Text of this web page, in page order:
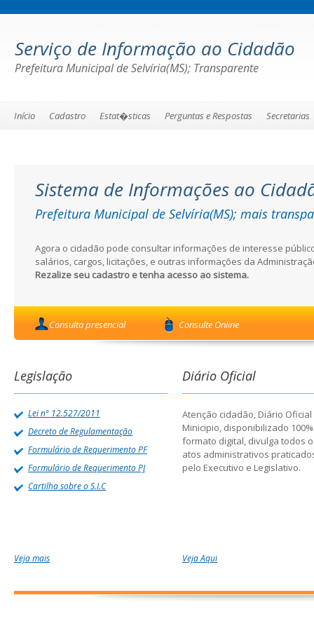
Serviço de Informação ao Cidadão
Prefeitura Municipal de Selvíria(MS); Transparente
Início Cadastro Estat�sticas Perguntas e Respostas Secretarias
Sistema de Informações ao
Prefeitura Municipal de Selvíria(MS); mais
Agora o cidadão pode consultar informações de interesse
salários, cargos, licitações, e outras informações da
Rezalize seu cadastro e tenha acesso ao sistema.
Consulta presencial Consulte Online
Legislação
Lei n° 12.527/2011
Decreto de Regulamentação
Formulário de Requerimento PF
Formulário de Requerimento PJ
Cartilha sobre o S.I.C
Veja mais
Diário Oficial
Atenção cidadão, Diário
Minicipio, disponibilizado
formato digital, divulga todos
atos administrativos
pelo Executivo e Legislativo.
Veja Aqui